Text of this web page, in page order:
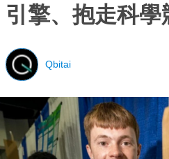
引擎、抱走科學
Qbitai